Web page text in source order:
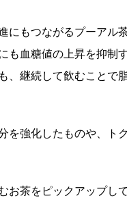
にもつながるプーアル
も血糖値の上昇を抑制
、継続して飲むことで
強化したものや、ト
茶をピックアップして